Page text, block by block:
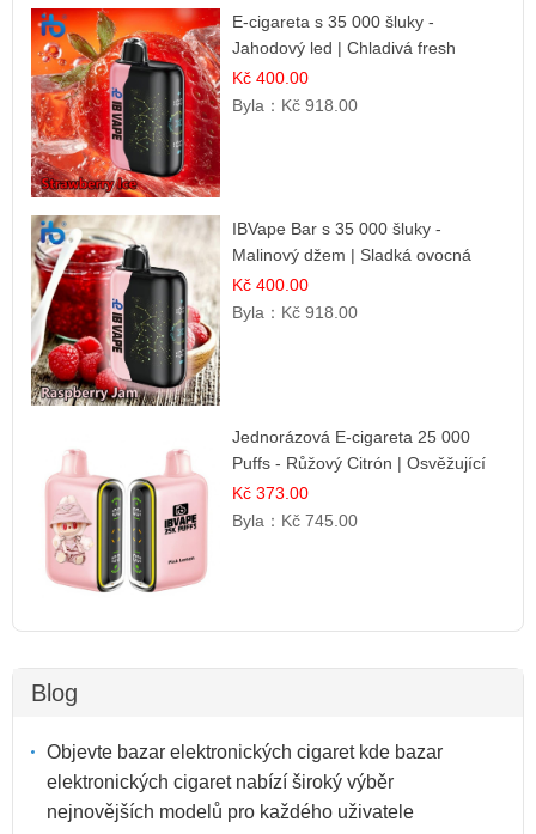
E-cigareta s 35 000 šluky -
Jahodový led | Chladivá fresh
příchuť
Kč 400.00
Byla： Kč 918.00
IBVape Bar s 35 000 šluky -
Malinový džem | Sladká ovocná
příchuť
Kč 400.00
Byla： Kč 918.00
Jednorázová E-cigareta 25 000
Puffs - Růžový Citrón | Osvěžující
citrusová příchuť
Kč 373.00
Byla： Kč 745.00
Blog
Objevte bazar elektronických cigaret kde bazar
elektronických cigaret nabízí široký výběr
nejnovějších modelů pro každého uživatele